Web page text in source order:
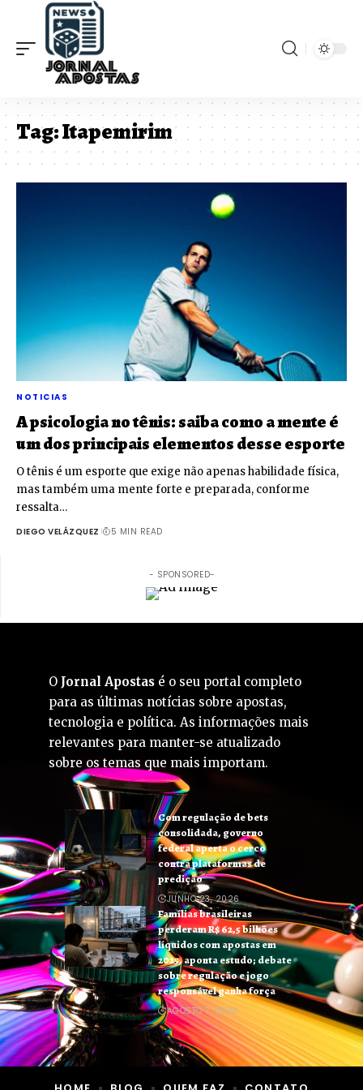
Tag:Itapemirim
NOTICIAS
A psicologia no tênis: saiba como a mente é
um dos principais elementos desse esporte
O tênis é um esporte que exige não apenas habilidade física,
mas também uma mente forte e preparada, conforme
ressalta…
DIEGO VELÁZQUEZ 5 MIN READ
- SPONSORED-
O Jornal Apostas é o seu portal completo
para as últimas notícias sobre apostas,
tecnologia e política. As informações mais
relevantes para manter-se atualizado
sobre os temas que mais importam.
Com regulação de bets
consolidada, governo
federal aperta o cerco
contra plataformas de
predição
JUNHO 23, 2026
Famílias brasileiras
perderam R$ 62,5 bilhões
líquidos com apostas em
2025, aponta estudo; debate
sobre regulação e jogo
responsável ganha força
AGOSTO 7, 2026